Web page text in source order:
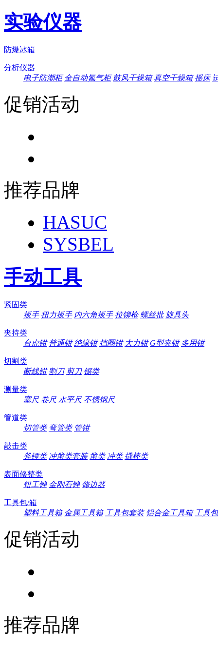
实验仪器
防爆冰箱
分析仪器
电子防潮柜 全自动氮气柜 鼓风干燥箱 真空干燥箱 摇床
促销活动
推荐品牌
HASUC
SYSBEL
手动工具
紧固类
扳手 扭力扳手 内六角扳手 拉铆枪 螺丝批 旋具头
夹持类
台虎钳 普通钳 绝缘钳 挡圈钳 大力钳 G型夹钳 多用钳
切割类
断线钳 割刀 剪刀 锯类
测量类
塞尺 卷尺 水平尺 不锈钢尺
管道类
切管类 弯管类 管钳
敲击类
斧锤类 冲凿类套装 凿类 冲类 撬棒类
表面修整类
钳工锉 金刚石锉 修边器
工具包/箱
塑料工具箱 金属工具箱 工具包套装 铝合金工具箱 工具包
促销活动
推荐品牌